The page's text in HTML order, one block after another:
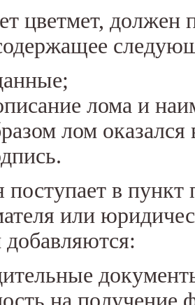
цветмет, должен
лома и
лом оказался
поступает в
или